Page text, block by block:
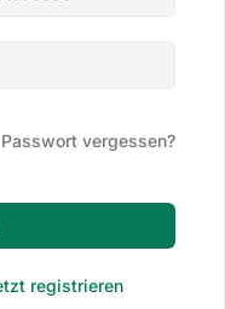
Passwort vergessen?
registrieren